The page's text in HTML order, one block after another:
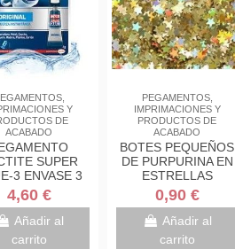
Y
DE
ACABADO
SUPER
3 ENVASE 3
GR.
4,60 €
Añadir al
carrito
PEGAMENTOS,
IMPRIMACIONES Y
PRODUCTOS DE
ACABADO
BOTES PEQUEÑOS
DE PURPURINA EN
ESTRELLAS
0,90 €
Añadir al
carrito